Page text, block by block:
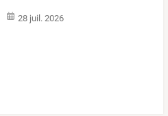
28 juil. 2026